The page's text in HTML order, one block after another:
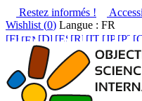
Restez informés !
Wishlist (0) Langue : FR